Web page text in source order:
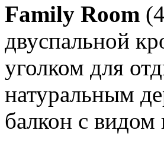
Family Room
двуспальной
уголком для
натуральным
балкон с